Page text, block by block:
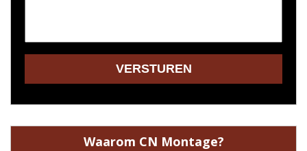
Waarom CN Montage?